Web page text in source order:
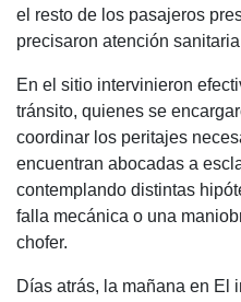
el resto de los pasajeros
precisaron atención
En el sitio intervinieron
tránsito, quienes se
coordinar los peritajes
encuentran abocadas a
contemplando distintas
falla mecánica o una
chofer.
Días atrás, la mañana en El